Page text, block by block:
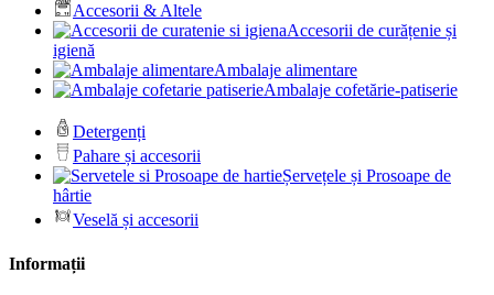
Accesorii & Altele
Accesorii de curățenie și
igienă
Ambalaje alimentare
Ambalaje cofetărie-patiserie
Detergenți
Pahare și accesorii
Șervețele și Prosoape de
hârtie
Veselă și accesorii
Informații